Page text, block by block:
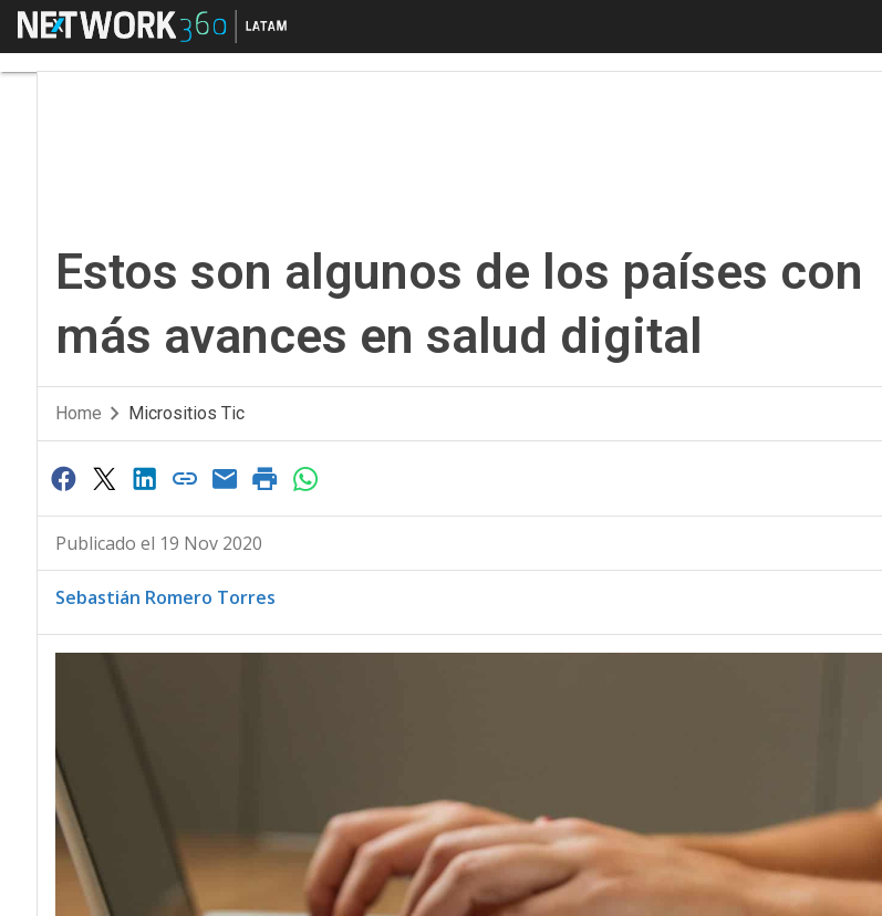
Menú
Estos son algunos de los países con
más avances en salud digital
Home Micrositios Tic
Publicado el 19 Nov 2020
Sebastián Romero Torres